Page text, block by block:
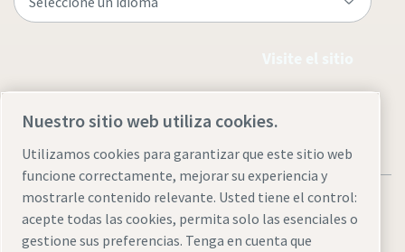
Nuestro sitio web utiliza cookies.
Utilizamos cookies para garantizar que este sitio web
funcione correctamente, mejorar su experiencia y
mostrarle contenido relevante. Usted tiene el control:
acepte todas las cookies, permita solo las esenciales o
gestione sus preferencias. Tenga en cuenta que